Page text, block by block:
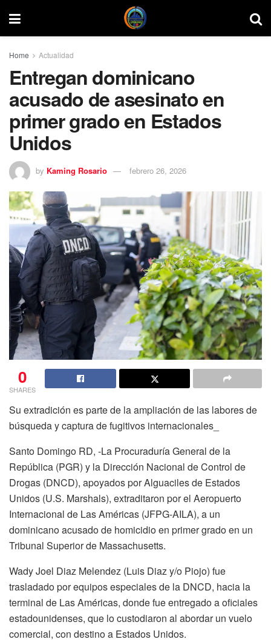
Home Actualidad
Entregan dominicano
acusado de asesinato en
primer grado en Estados
Unidos
by Kaming Rosario febrero 26, 2026
0
SHARES
Su extradición es parte de la ampliación de las labores de
búsqueda y captura de fugitivos internacionales_
Santo Domingo RD, -La Procuraduría General de la
República (PGR) y la Dirección Nacional de Control de
Drogas (DNCD), apoyados por Alguaciles de Estados
Unidos (U.S. Marshals), extraditaron por el Aeropuerto
Internacional de Las Américas (JFPG-AILA), a un
dominicano acusado de homicidio en primer grado en un
Tribunal Superior de Massachusetts.
Wady Joel Diaz Melendez (Luis Diaz y/o Piojo) fue
trasladado por equipos especiales de la DNCD, hacia la
terminal de Las Américas, donde fue entregado a oficiales
estadounidenses, que lo custodiaron al abordar un vuelo
comercial, con destino a Estados Unidos.